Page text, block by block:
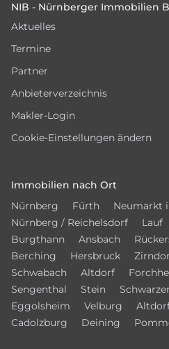
NIB - Nürnberger Immobilien
Aktuelles
Termine
Partner
Anbieterverzeichnis
Makler-Login
Cookie-Einstellungen ändern
Immobilien nach Ort
Nürnberg
Fürth
Neumarkt
Nürnberg / Reichelsdorf
Lauf
Burgthann
Ansbach
Berching
Hersbruck
Schwabach
Altdorf
Sengenthal
Stein
Eggolsheim
Velburg
Cadolzburg
Deining